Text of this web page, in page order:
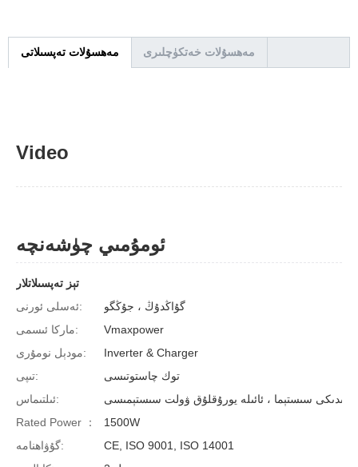
مەھسۇلات تەپسىلاتى مەھسۇلات خەتكۈچلىرى
Video
ئومۇمىي چۈشەنچە
تېز تەپسىلاتلار
ئەسلى ئورنى:
گۇاڭدۇڭ ، جۇڭگو
ماركا ئىسمى:
Vmaxpower
مودېل نومۇرى:
Inverter & Charger
تىپى:
توك چاستوتىسى
ئىلتىماس:
Rated Power ：
1500W
گۇۋاھنامە:
CE, ISO 9001, ISO 14001